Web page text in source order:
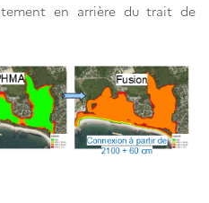
en arrière du trait de